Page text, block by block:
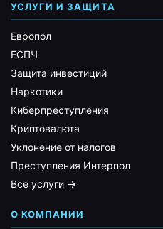
УСЛУГИ И ЗАЩИТА
Европол
ЕСПЧ
Защита инвестиций
Наркотики
Киберпреступления
Криптовалюта
Уклонение от налогов
Преступления Интерпол
Все услуги →
О КОМПАНИИ